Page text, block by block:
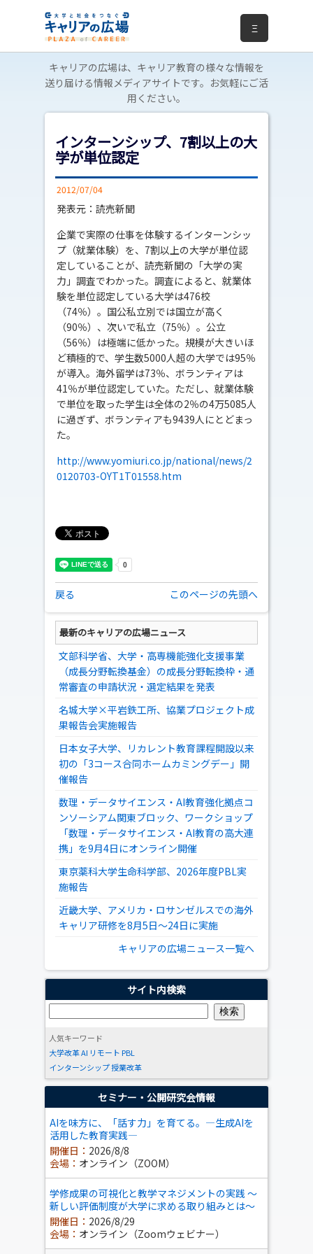
Ξ
キャリアの広場は、キャリア教育の様々な情報を
送り届ける情報メディアサイトです。お気軽にご活
用ください。
インターンシップ、7割以上の大
学が単位認定
2012/07/04
発表元：読売新聞
企業で実際の仕事を体験するインターンシッ
プ（就業体験）を、7割以上の大学が単位認
定していることが、読売新聞の「大学の実
力」調査でわかった。調査によると、就業体
験を単位認定している大学は476校
（74％）。国公私立別では国立が高く
（90％）、次いで私立（75％）。公立
（56％）は極端に低かった。規模が大きいほ
ど積極的で、学生数5000人超の大学では95％
が導入。海外留学は73％、ボランティアは
41％が単位認定していた。ただし、就業体験
で単位を取った学生は全体の2％の4万5085人
に過ぎず、ボランティアも9439人にとどまっ
た。
http://www.yomiuri.co.jp/national/news/2
0120703-OYT1T01558.htm
戻る このページの先頭へ
最新のキャリアの広場ニュース
文部科学省、大学・高専機能強化支援事業
（成長分野転換基金）の成長分野転換枠・通
常審査の申請状況・選定結果を発表
名城大学×平岩鉄工所、協業プロジェクト成
果報告会実施報告
日本女子大学、リカレント教育課程開設以来
初の「3コース合同ホームカミングデー」開
催報告
数理・データサイエンス・AI教育強化拠点コ
ンソーシアム関東ブロック、ワークショップ
「数理・データサイエンス・AI教育の高大連
携」を9月4日にオンライン開催
東京薬科大学生命科学部、2026年度PBL実
施報告
近畿大学、アメリカ・ロサンゼルスでの海外
キャリア研修を8月5日～24日に実施
キャリアの広場ニュース一覧へ
サイト内検索
人気キーワード
大学改革AI リモート PBL
インターンシップ授業改革
セミナー・公開研究会情報
AIを味方に、「話す力」を育てる。―生成AIを
活用した教育実践―
開催日： 2026/8/8
会場： オンライン（ZOOM）
学修成果の可視化と教学マネジメントの実践 ～
新しい評価制度が大学に求める取り組みとは～
開催日： 2026/8/29
会場： オンライン（Zoomウェビナー）